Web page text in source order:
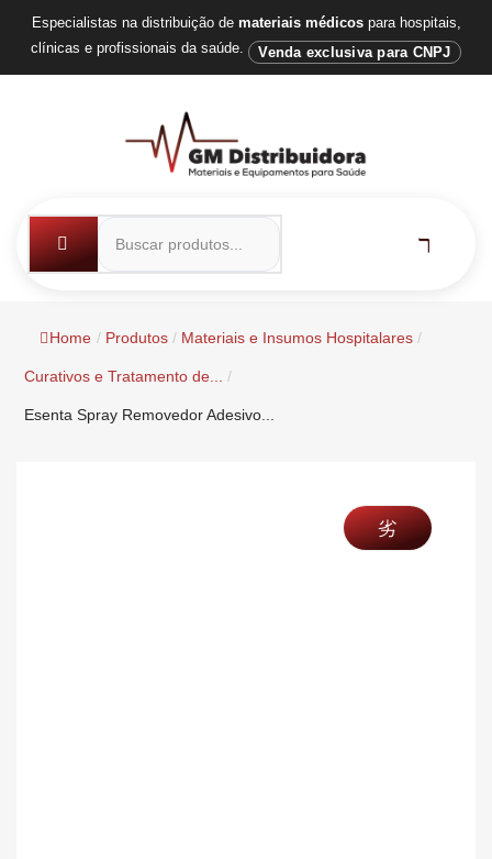
Especialistas na distribuição de materiais médicospara hospitais,
clínicas e profissionais da saúde.
Venda exclusiva para CNPJ
Home / Produtos / Materiais e Insumos Hospitalares /
Curativos e Tratamento de... /
Esenta Spray Removedor Adesivo...